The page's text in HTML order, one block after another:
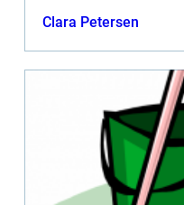
Clara Petersen